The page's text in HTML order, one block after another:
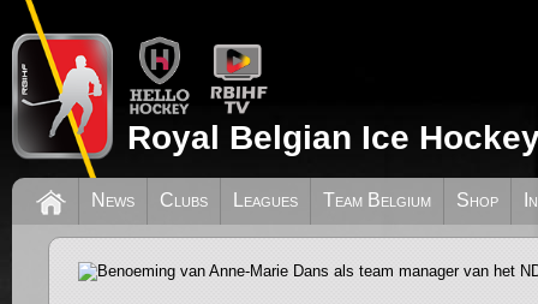
Royal Belgian Ice
News Clubs Leagues Team Belgium Shop
Benoeming van Anne-Marie Dans als
het NDT(Nationale Damesteam)